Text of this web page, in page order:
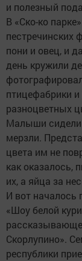
и полезный
В «Ско-ко
пестречинских
пони и овец, и
день кружили
птицефабрики
разноцветных
Малыши сидели
мерзли.
цвета им не
как оказалось,
их, а яйца за
И вот началось
«Шоу белой
Скорлупино».
республики